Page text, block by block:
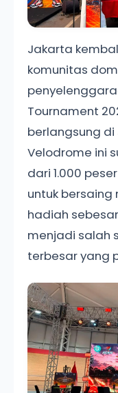
Jakarta
komunitas
Tournament
berlangsung
Velodrome ini
dari 1.000
untuk
hadiah
menjadi salah
terbesar yang